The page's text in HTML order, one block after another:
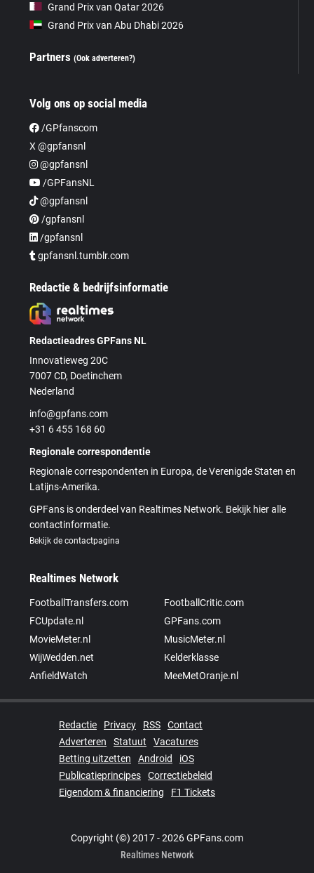
Grand Prix van Qatar 2026
Grand Prix van Abu Dhabi 2026
Partners(Ook adverteren?)
Volg ons op social media
/GPfanscom
X @gpfansnl
@gpfansnl
/GPFansNL
@gpfansnl
/gpfansnl
/gpfansnl
gpfansnl.tumblr.com
Redactie & bedrijfsinformatie
Redactieadres GPFans NL
Innovatieweg 20C
7007 CD, Doetinchem
Nederland
info@gpfans.com
+31 6 455 168 60
Regionale correspondentie
Regionale correspondenten in Europa, de Verenigde Staten en
Latijns-Amerika.
GPFans is onderdeel van Realtimes Network. Bekijk hier alle
contactinformatie.
Bekijk de contactpagina
Realtimes Network
FootballTransfers.com
FootballCritic.com
FCUpdate.nl
GPFans.com
MovieMeter.nl
MusicMeter.nl
WijWedden.net
Kelderklasse
AnfieldWatch
MeeMetOranje.nl
Redactie Privacy RSS
Contact
Adverteren
Statuut
Vacatures
Betting uitzetten
Android
iOS
Publicatieprincipes
Correctiebeleid
Eigendom & financiering
F1 Tickets
Copyright (©) 2017 - 2026 GPFans.com
Realtimes Network